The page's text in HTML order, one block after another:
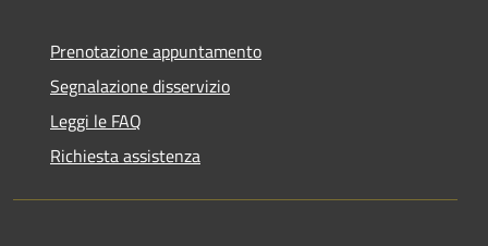
Prenotazione appuntamento
Segnalazione disservizio
Leggi le FAQ
Richiesta assistenza